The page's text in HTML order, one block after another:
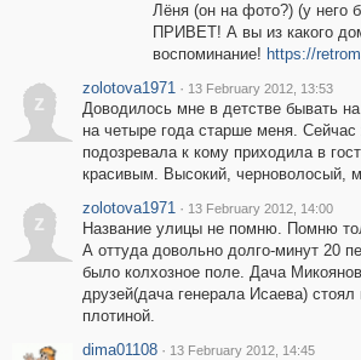
Лёня (он на фото?) (у
ПРИВЕТ! А вы из какого
воспоминание! https://
z
zolotova1971 · 13 February 2012, 13:53
Доводилось мне в детстве бывать
на четыре года старше меня.
подозревала к кому приходила в
красивым. Высокий, черноволосый,
z
zolotova1971 · 13 February 2012, 14:00
Название улицы не помню. Помню
А оттуда довольно долго-минут 20
было колхозное поле. Дача
друзей(дача генерала Исаева)
плотиной.
dima01108 · 13 February 2012, 14:45